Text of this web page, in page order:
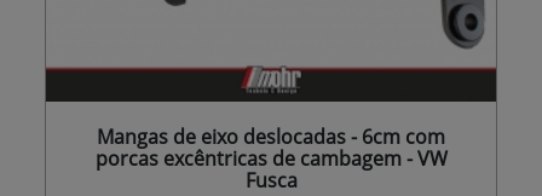
Mangas de eixo deslocadas - 6cm com
porcas excêntricas de cambagem - VW
Fusca